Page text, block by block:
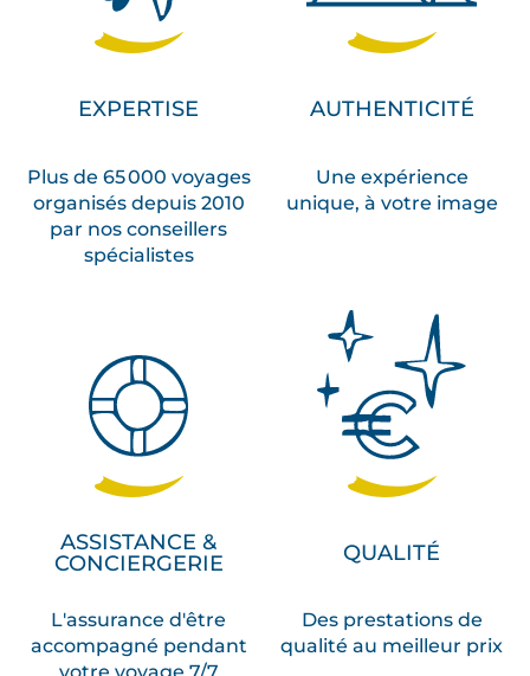
EXPERTISE
Plus de 65 000 voyages
organisés depuis 2010
par nos conseillers
spécialistes
AUTHENTICITÉ
Une expérience
unique, à votre image
ASSISTANCE &
CONCIERGERIE
L'assurance d'être
accompagné pendant
QUALITÉ
Des prestations de
qualité au meilleur prix